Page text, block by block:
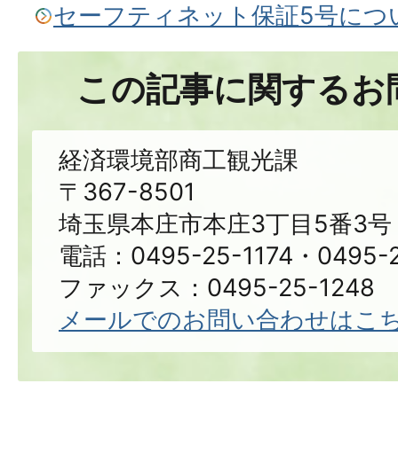
セーフティネット保証5号につ
この記事に関する
経済環境部商工観光課
〒367-8501
埼玉県本庄市本庄3丁目5番3号
電話：0495-25-1174・0495-
ファックス：0495-25-1248
メールでのお問い合わせはこ